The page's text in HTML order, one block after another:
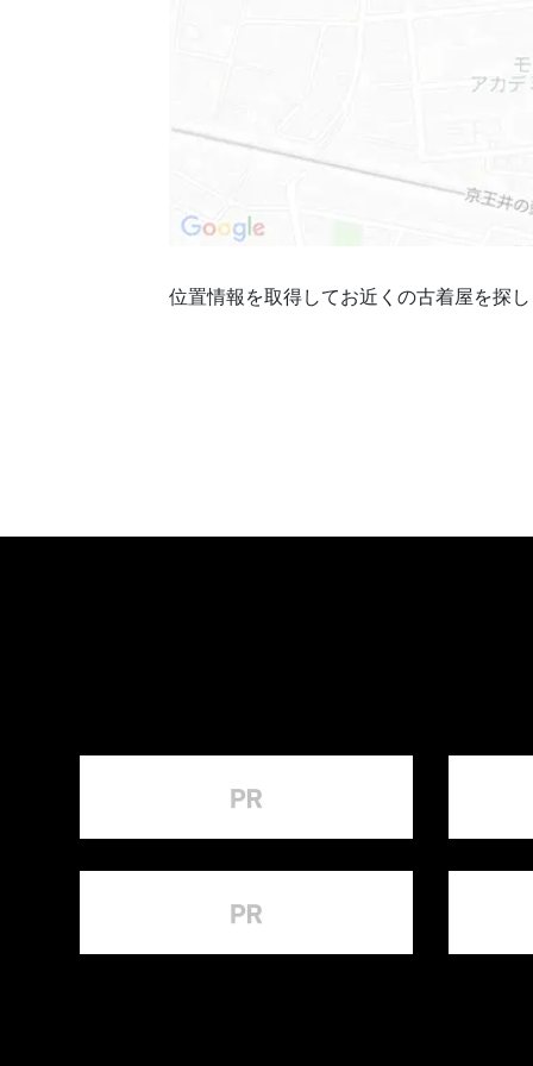
位置情報を取得してお近くの古着屋を探